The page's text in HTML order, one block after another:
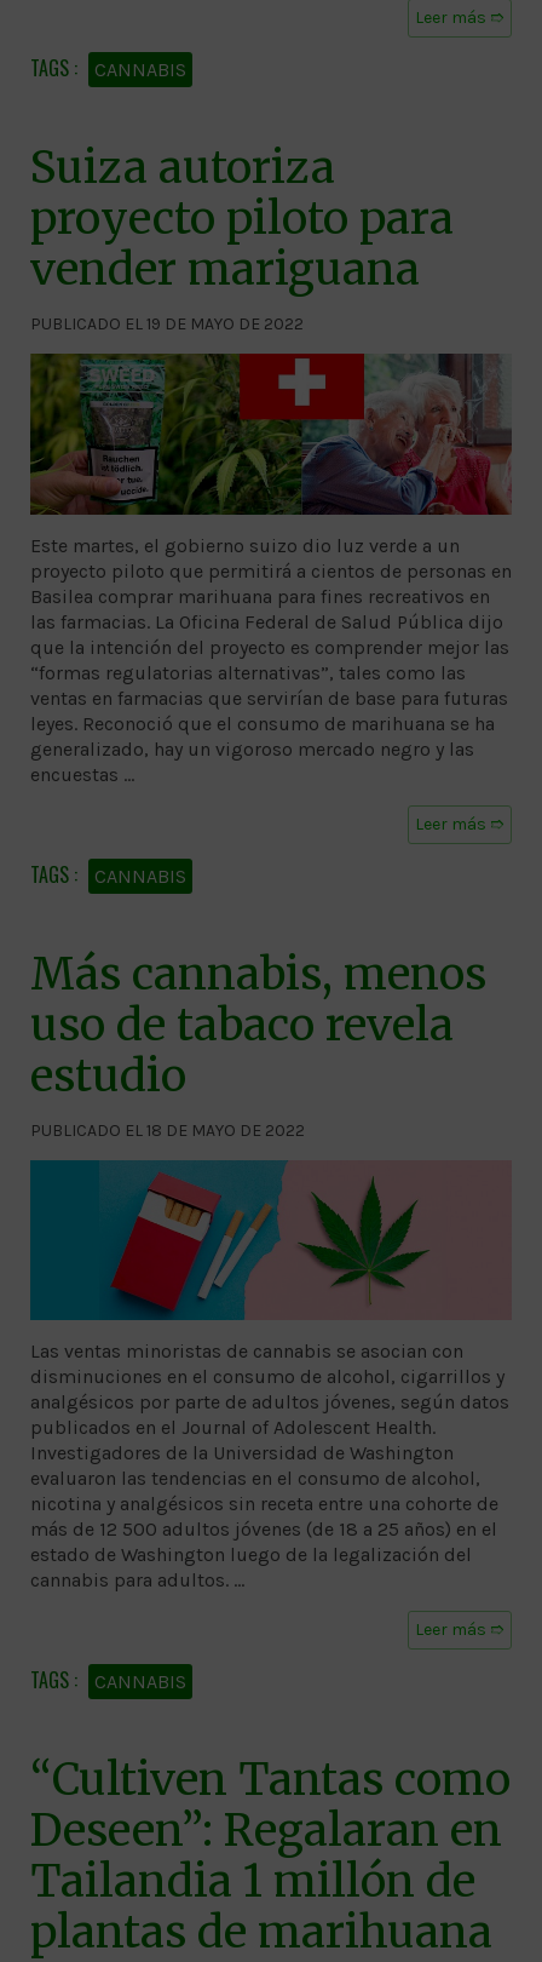
Leer más ➱
CANNABIS
Suiza autoriza
proyecto piloto para
vender mariguana
PUBLICADO EL 19 DE MAYO DE 2022
Este martes, el gobierno suizo dio luz verde a un
proyecto piloto que permitirá a cientos de personas en
Basilea comprar marihuana para fines recreativos en
las farmacias. La Oficina Federal de Salud Pública dijo
que la intención del proyecto es comprender mejor las
“formas regulatorias alternativas”, tales como las
ventas en farmacias que servirían de base para futuras
leyes. Reconoció que el consumo de marihuana se ha
generalizado, hay un vigoroso mercado negro y las
encuestas …
Leer más ➱
CANNABIS
Más cannabis, menos
uso de tabaco revela
estudio
PUBLICADO EL 18 DE MAYO DE 2022
Las ventas minoristas de cannabis se asocian con
disminuciones en el consumo de alcohol, cigarrillos y
analgésicos por parte de adultos jóvenes, según datos
publicados en el Journal of Adolescent Health.
Investigadores de la Universidad de Washington
evaluaron las tendencias en el consumo de alcohol,
nicotina y analgésicos sin receta entre una cohorte de
más de 12 500 adultos jóvenes (de 18 a 25 años) en el
estado de Washington luego de la legalización del
cannabis para adultos. …
Leer más ➱
CANNABIS
“Cultiven Tantas como
Deseen”: Regalaran en
Tailandia 1 millón de
plantas de marihuana